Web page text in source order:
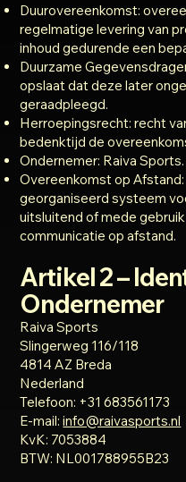
Duurovereenkomst:
regelmatige levering van
inhoud gedurende een
Duurzame
opslaat dat deze later
geraadpleegd.
Herroepingsrecht: recht
bedenktijd de
Ondernemer: Raiva Sports.
Overeenkomst op
georganiseerd systeem
uitsluitend of mede
communicatie op afstand.
Artikel 2 –
Ondernemer
Raiva Sports
Slingerweg 116/118
4814 AZ Breda
Nederland
Telefoon: +31 683561173
E-mail:info@raivasports.nl
KvK: 7053884
BTW: NL001788955B23